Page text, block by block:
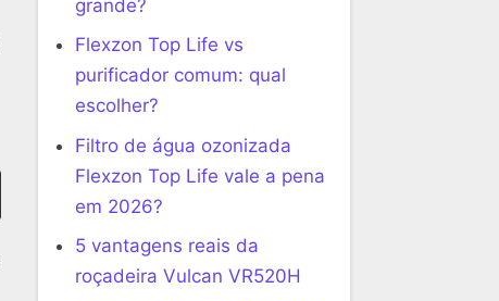
grande?
Flexzon Top Life vs
purificador comum: qual
escolher?
Filtro de água ozonizada
Flexzon Top Life vale a pena
em 2026?
5 vantagens reais da
roçadeira Vulcan VR520H